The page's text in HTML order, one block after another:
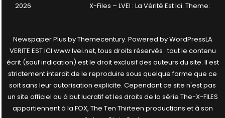
2026 X-Files – LVEI : La Vérité Est Ici. Theme:
Newspaper Plus byThemecentury. Powered byWordPressLA
VERITE EST ICI www.lvei.net, tous droits réservés : tout le contenu
écrit (sauf indication) est le droit exclusif des auteurs du site. Il est
strictement interdit de le reproduire sous quelque forme que ce
soit sans leur autorisation explicite. Cependant ce site n'est pas
un site officiel ou à but lucratif et les droits de la série The-X-FILES
appartiennent à la FOX, The Ten Thirteen productions et à son